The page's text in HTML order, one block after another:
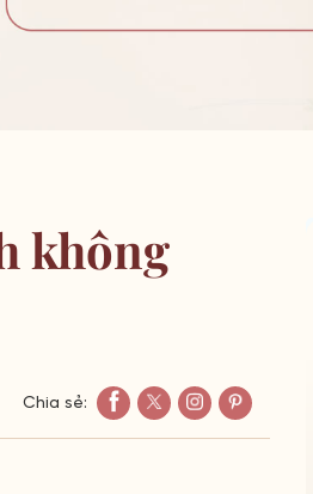
không
Chia sẻ: